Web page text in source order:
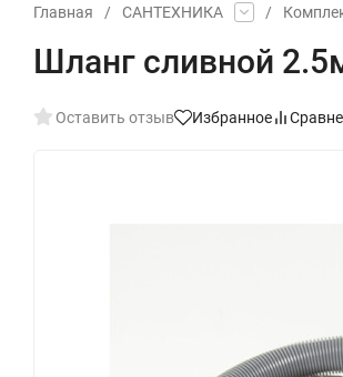
Главная / САНТЕХНИКА /
Шланг сливной
Оставить отзыв Избранное